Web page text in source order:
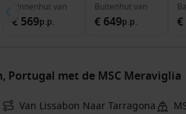
Binnenhutvan
€ 569p.p.
Buitenhutvan
€ 649p.p. €
Portugal met de MSC Meraviglia
Van Lissabon Naar Tarragona